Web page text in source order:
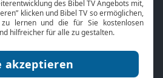
Kontakt
TV-Empfang